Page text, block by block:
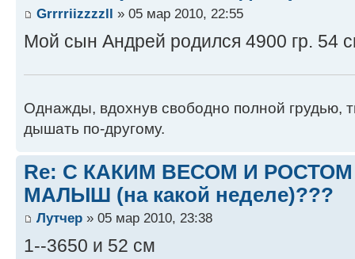
Grrrriizzzzll » 05 мар 2010, 22:55
Мой сын Андрей родился 4900 гр. 54
Однажды, вдохнув свободно полной грудью,
дышать по-другому.
Re: С КАКИМ ВЕСОМ И
МАЛЫШ (на какой неделе)???
Лутчер » 05 мар 2010, 23:38
1--3650 и 52 см